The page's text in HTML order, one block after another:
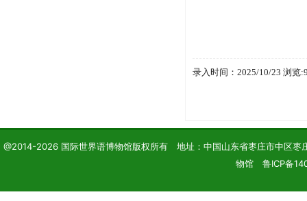
录入时间：2025/10/23 浏览
@2014-2026 国际世界语博物馆版权所有 地址：中国山东省枣庄市中区
物馆 鲁ICP备